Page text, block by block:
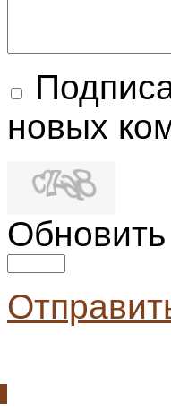
новых
Обновить